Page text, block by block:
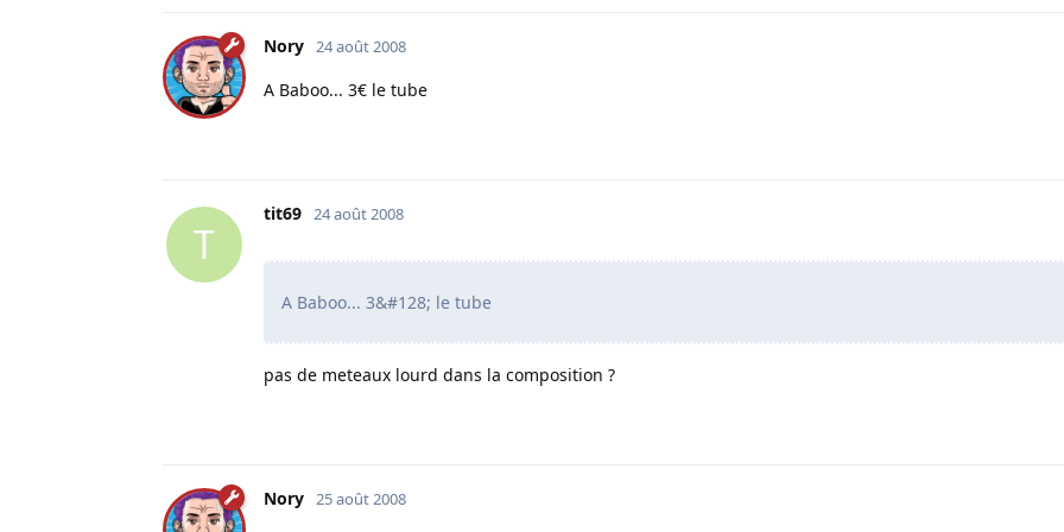
Nory 24 août 2008
A Baboo... 3€ le tube
T
tit69 24 août 2008
A Baboo... 3&#128; le tube
pas de meteaux lourd dans la composition ?
Nory 25 août 2008